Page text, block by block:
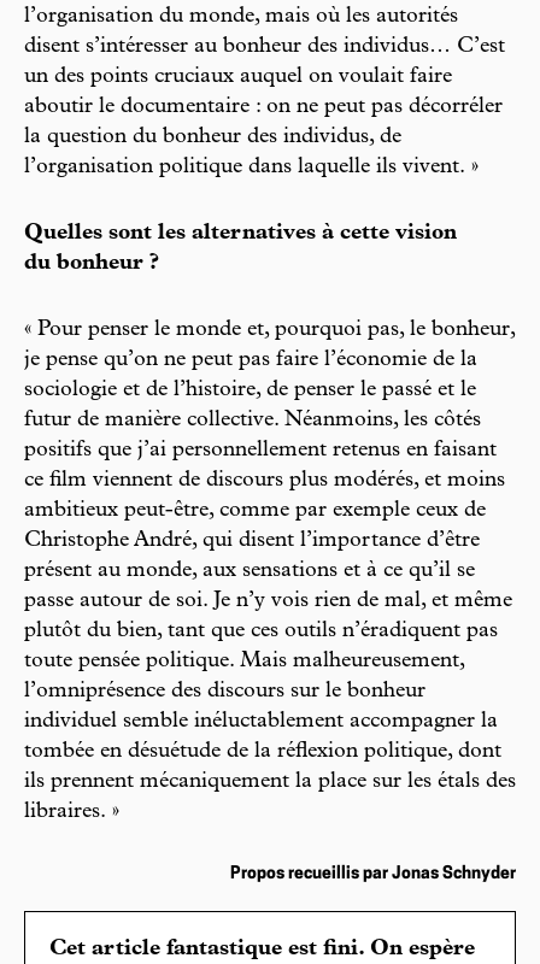
l’organisation du monde, mais où les autorités
disent s’intéresser au bonheur des individus… C’est
un des points cruciaux auquel on voulait faire
aboutir le documentaire : on ne peut pas décorréler
la question du bonheur des individus, de
l’organisation politique dans laquelle ils vivent. »
Quelles sont les alternatives à cette vision
du bonheur ?
« Pour penser le monde et, pourquoi pas, le bonheur,
je pense qu’on ne peut pas faire l’économie de la
sociologie et de l’histoire, de penser le passé et le
futur de manière collective. Néanmoins, les côtés
positifs que j’ai personnellement retenus en faisant
ce film viennent de discours plus modérés, et moins
ambitieux peut-être, comme par exemple ceux de
Christophe André, qui disent l’importance d’être
présent au monde, aux sensations et à ce qu’il se
passe autour de soi. Je n’y vois rien de mal, et même
plutôt du bien, tant que ces outils n’éradiquent pas
toute pensée politique. Mais malheureusement,
l’omniprésence des discours sur le bonheur
individuel semble inéluctablement accompagner la
tombée en désuétude de la réflexion politique, dont
ils prennent mécaniquement la place sur les étals des
libraires. »
Propos recueillis par Jonas Schnyder
Cet article fantastique est fini. On espère